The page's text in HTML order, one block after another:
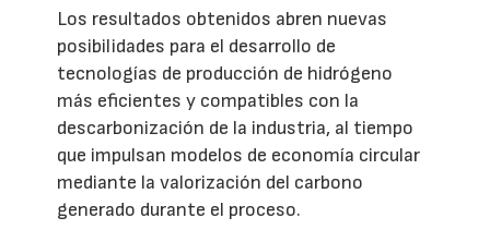
Los resultados obtenidos abren nuevas
posibilidades para el desarrollo de
tecnologías de producción de hidrógeno
más eficientes y compatibles con la
descarbonización de la industria, al tiempo
que impulsan modelos de economía circular
mediante la valorización del carbono
generado durante el proceso.